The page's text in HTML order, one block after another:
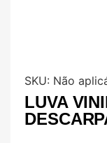
SKU: Não
LUVA